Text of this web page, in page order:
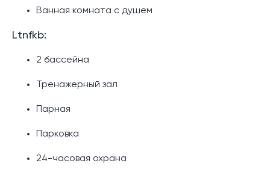
Ванная комната с душем
Ltnfkb:
2 бассейна
Тренажерный зал
Парная
Парковка
24-часовая охрана